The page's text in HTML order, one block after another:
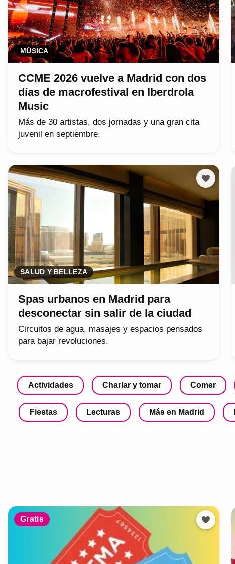
MÚSICA
CCME 2026 vuelve a Madrid con dos
días de macrofestival en Iberdrola
Music
Más de 30 artistas, dos jornadas y una gran cita
juvenil en septiembre.
SALUD Y BELLEZA
Spas urbanos en Madrid para
desconectar sin salir de la ciudad
Circuitos de agua, masajes y espacios pensados
para bajar revoluciones.
Actividades Charlar y tomar Comer
Fiestas Lecturas Más en Madrid
Gratis